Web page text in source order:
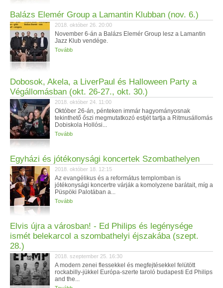
Balázs Elemér Group a Lamantin Klubban (nov. 6.)
2018. október 26. 20:00
November 6-án a Balázs Elemér Group lesz a Lamantin
Jazz Klub vendége.
Tovább
Dobosok, Akela, a LiverPaul és Halloween Party a
Végállomásban (okt. 26-27., okt. 30.)
2018. október 24. 11:00
Október 26-án, pénteken immár hagyományosnak
tekinthető őszi megmutatkozó estjét tartja a Ritmusállomás
Dobiskola Hollósi...
Tovább
Egyházi és jótékonysági koncertek Szombathelyen
2018. október 18. 12:15
Az evangélikus és a református templomban is
jótékonysági koncertre várják a komolyzene barátait, míg a
Püspöki Palotában a...
Tovább
Elvis újra a városban! - Ed Philips és legénysége
ismét belekarcol a szombathelyi éjszakába (szept.
28.)
2018. szeptember 25. 16:30
A modern zenei flessekkel és megfejtésekkel felütött
rockabilly-jükkel Európa-szerte taroló budapesti Ed Philips
and the...